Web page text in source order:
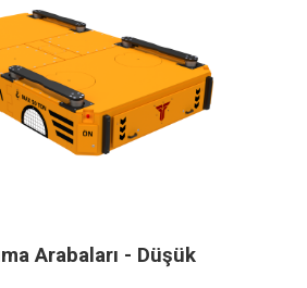
Arabaları - Düşük